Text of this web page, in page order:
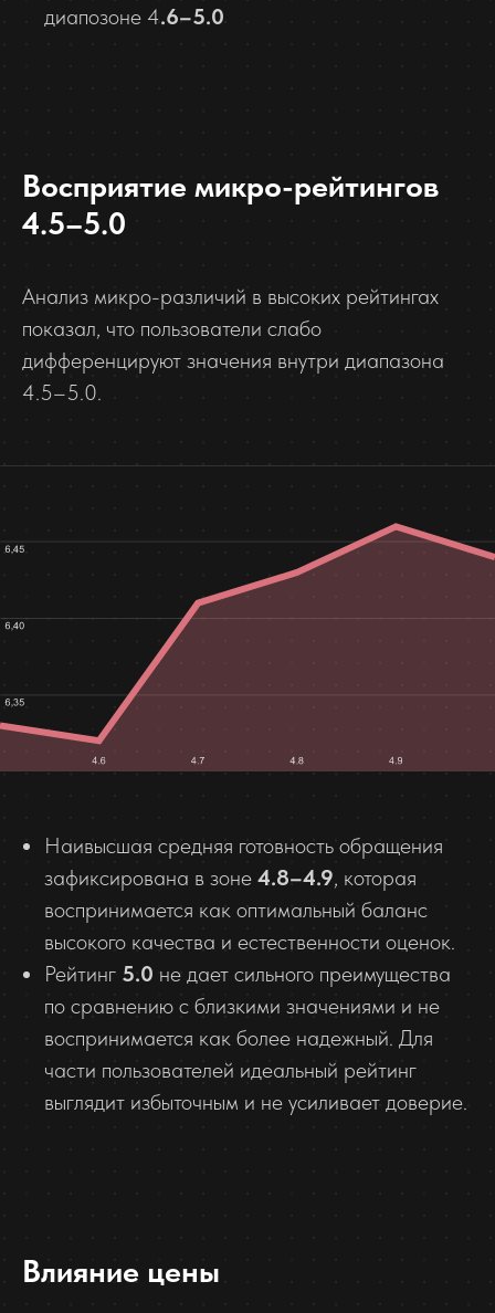
диапозоне 4.6–5.0
Восприятие микро-рейтингов
4.5–5.0
Анализ микро-различий в высоких рейтингах
показал, что пользователи слабо
дифференцируют значения внутри диапазона
4.5–5.0.
Наивысшая средняя готовность обращения
зафиксирована в зоне 4.8–4.9, которая
воспринимается как оптимальный баланс
высокого качества и естественности оценок.
Рейтинг 5.0 не дает сильного преимущества
по сравнению с близкими значениями и не
воспринимается как более надежный. Для
части пользователей идеальный рейтинг
выглядит избыточным и не усиливает доверие.
Влияние цены